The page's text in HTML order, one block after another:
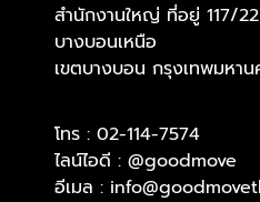
สำนักงานใหญ่ ที่อยู่ 117/
บางบอนเหนือ
เขตบางบอน กรุงเทพมหาน
โทร : 02-114-7574
ไลน์ไอดี : @goodmove
อีเมล :